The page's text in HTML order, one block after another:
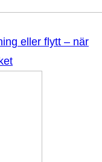
eller flytt – när